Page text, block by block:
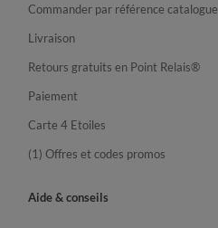
Commander par référence catalogue
Livraison
Retours gratuits en Point Relais®
Paiement
Carte 4 Etoiles
(1) Offres et codes promos
Aide & conseils